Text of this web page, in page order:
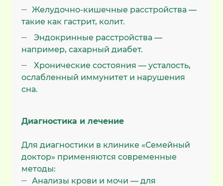
Желудочно-кишечные расстройства —
такие как гастрит, колит.
Эндокринные расстройства —
например, сахарный диабет.
Хронические состояния — усталость,
ослабленный иммунитет и нарушения
сна.
Диагностика и лечение
Для диагностики в клинике «Семейный
доктор» применяются современные
методы:
Анализы крови и мочи — для